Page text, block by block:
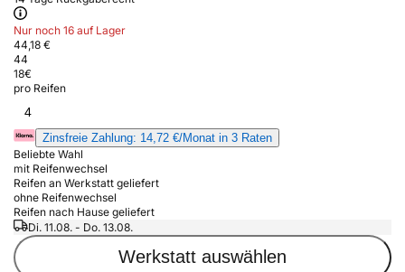
Nur noch 16 auf Lager
44,18 €
44
18€
pro Reifen
4
Zinsfreie Zahlung: 14,72 €/Monat in 3 Raten
Beliebte Wahl
mit Reifenwechsel
Reifen an Werkstatt geliefert
ohne Reifenwechsel
Reifen nach Hause geliefert
Di. 11.08. - Do. 13.08.
Werkstatt auswählen